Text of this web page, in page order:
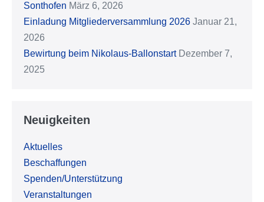
Sonthofen März 6, 2026
Einladung Mitgliederversammlung 2026 Januar 21,
2026
Bewirtung beim Nikolaus-Ballonstart Dezember 7,
2025
Neuigkeiten
Aktuelles
Beschaffungen
Spenden/Unterstützung
Veranstaltungen